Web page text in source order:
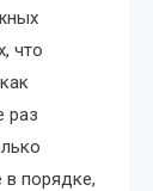
что
раз
в порядке,